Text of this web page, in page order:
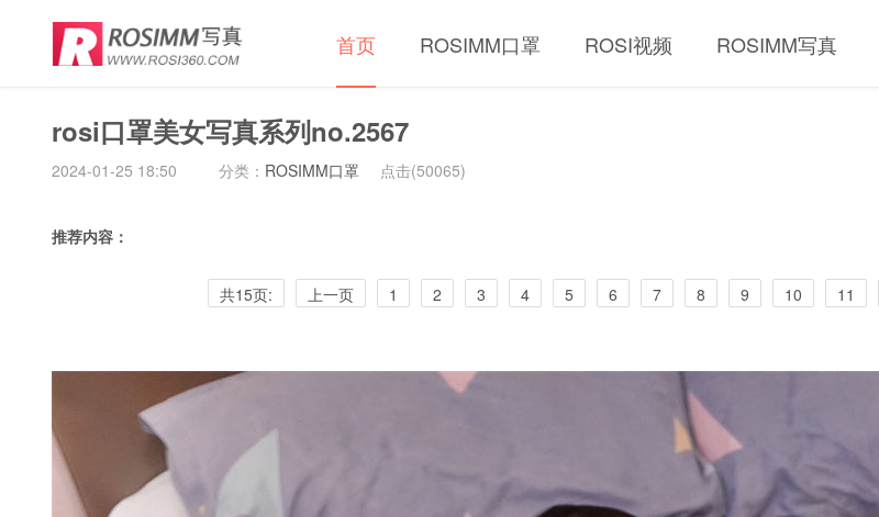
首页 ROSIMM口罩 ROSI视频 ROSIMM写真
rosi口罩美女写真系列no.2567
2024-01-25 18:50 分类： ROSIMM口罩 点击(50065)
推荐内容：
共15页: 上一页 1 2 3 4 5 6 7 8 9 10 11